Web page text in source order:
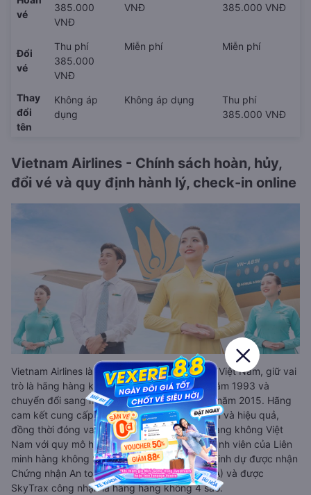
vé
385.000
VNĐ
VNĐ
385.000 VNĐ
Đổi
vé
Thu phí
385.000
VNĐ
Miễn phí Miễn phí
Thay
đổi
tên
Không áp
dụng
Không áp dụng
Thu phí
385.000 VNĐ
Vietnam Airlines - Chính sách hoàn, hủy,
đổi vé và quy định hành lý, check-in online
Vietnam Airlines là Tổng Công ty Hàng không Việt Nam, giữ vai
trò là hãng hàng không quốc gia, thành lập năm 1993 và
chuyển đổi sang mô hình công ty cổ phần từ năm 2015. Hãng
cam kết cung cấp dịch vụ chất lượng, an toàn và hiệu quả,
đồng thời đóng vai trò chủ lực trong ngành hàng không Việt
Nam với quy mô hoạt động toàn cầu và là thành viên của Liên
minh hàng không Skyteam. Vietnam Airlines vinh dự được nhận
Chứng nhận An toàn khai thác của IATA (IOSA) và được
SkyTrax công nhận là hãng hàng không 4 sao.